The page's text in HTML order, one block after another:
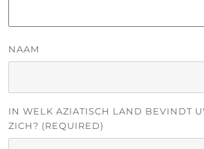
NAAM
IN WELK AZIATISCH LAND BEVINDT
ZICH? (REQUIRED)